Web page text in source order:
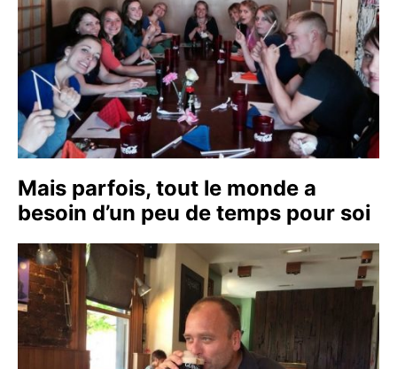
Mais parfois, tout le monde a
besoin d’un peu de temps pour soi